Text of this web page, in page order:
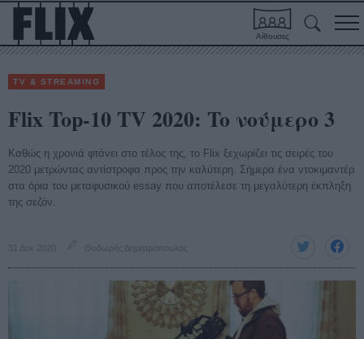
Αίθουσες
TV & STREAMING
Flix Top-10 TV 2020: To νούμερο 3
Καθώς η χρονιά φτάνει στο τέλος της, το Flix ξεχωρίζει τις σειρές του
2020 μετρώντας αντίστροφα προς την καλύτερη. Σήμερα ένα ντοκιμαντέρ
στα όρια του μεταφυσικού essay που αποτέλεσε τη μεγαλύτερη έκπληξη
της σεζόν.
31 Δεκ 2020 Θοδωρής Δημητρόπουλος